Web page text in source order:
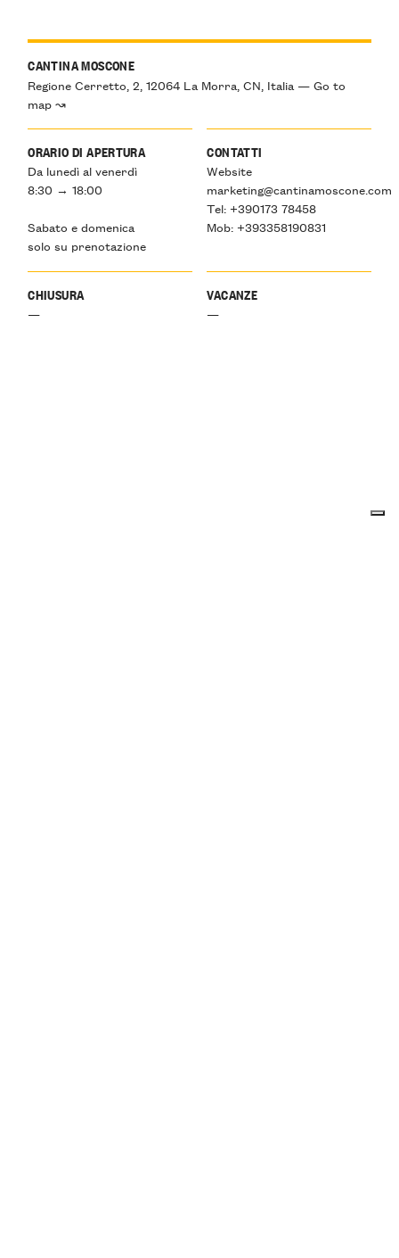
CANTINA MOSCONE
Regione Cerretto, 2, 12064 La Morra, CN, Italia — Go to
map ↝
ORARIO DI APERTURA
Da lunedì al venerdì
8:30 → 18:00
Sabato e domenica
solo su prenotazione
CONTATTI
Website
marketing@cantinamoscone.com
Tel: +390173 78458
Mob: +393358190831
CHIUSURA
—
VACANZE
—